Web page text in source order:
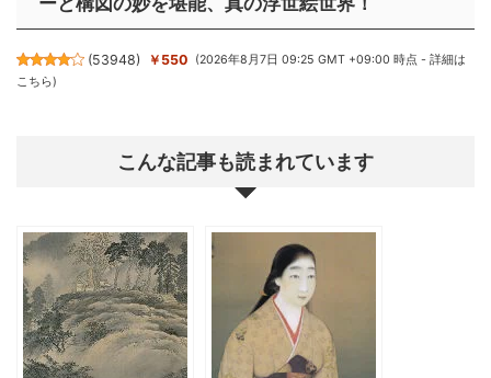
(53948) ￥550 (2026年8月7日 09:25 GMT +09:00 時点 -詳細は
こちら)
こんな記事も読まれています